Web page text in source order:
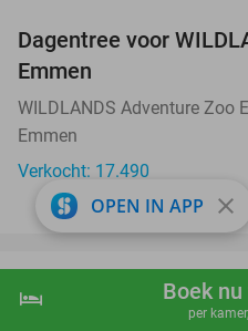
shopping_cart
hotel Boek
per
Dagentree voor
Emmen
WILDLANDS Adventure Zoo
Emmen
Verkocht: 17.490
Overnachting voor 2 in
welkomstdrankje +
OPEN IN APP close